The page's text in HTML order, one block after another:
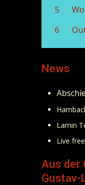
News
Lamin
Live
Aus der
Gustav-